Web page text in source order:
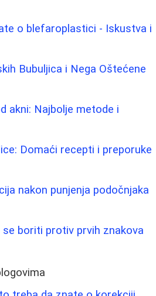
o blefaroplastici - Iskustva i
Bubuljica i Nega Oštećene
akni: Najbolje metode i
Domaći recepti i preporuke
nakon punjenja podočnjaka
boriti protiv prvih znakova